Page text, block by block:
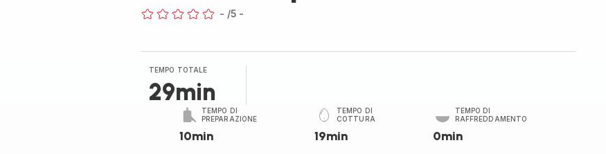
- /5 -
TEMPO TOTALE
29min
TEMPO DI
PREPARAZIONE
10min
TEMPO DI
COTTURA
19min
TEMPO DI
RAFFREDDAMENTO
0min